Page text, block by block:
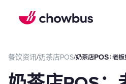
餐饮资讯/奶茶店POS/奶茶店POS：老